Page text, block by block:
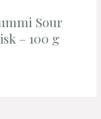
Sour
– 100 g